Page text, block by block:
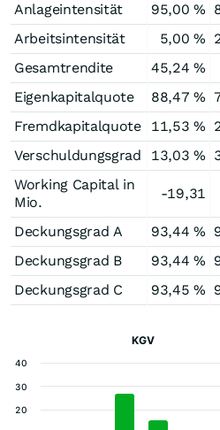
Anlageintensität
95,00 %
Arbeitsintensität
5,00 %
Gesamtrendite
45,24 %
Eigenkapitalquote
88,47 %
Fremdkapitalquote
11,53 %
Verschuldungsgrad
13,03 %
Working Capital in
Mio.
-19,31
Deckungsgrad A 93,44 %
Deckungsgrad B
93,44 %
Deckungsgrad C
93,45 %
KGV
20
30
40